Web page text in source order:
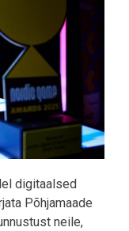
digitaalsed
Põhjamaade
neile,